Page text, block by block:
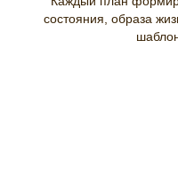
состояния, образа